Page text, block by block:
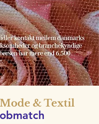
& Textil